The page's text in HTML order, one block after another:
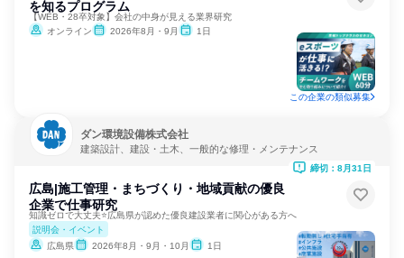
を知るプログラム
【WEB・28卒対象】会社の中身が見える業界研究
オンライン
2026年8月・9月 1日
この企業の類似募集
ダン環境設備株式会社
建築設計、建設・土木、一般的な修理・メンテナンス
広島|施工管理・まちづくり・地域貢献の優良
企業で仕事研究
知識ゼロで大丈夫⭐広島県が認めた優良建設業者に関心がある方へ
説明会・イベント
広島県
2026年8月・9月・10月 1日
締切：8月31日